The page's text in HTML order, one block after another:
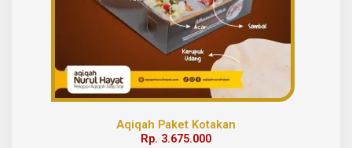
Aqiqah Paket Kotakan
Rp. 3.675.000